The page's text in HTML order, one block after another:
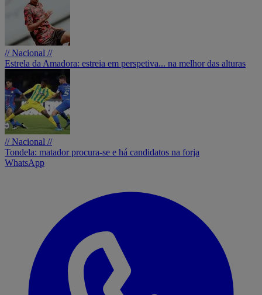
// Nacional //
Estrela da Amadora: estreia em perspetiva... na melhor das alturas
// Nacional //
Tondela: matador procura-se e há candidatos na forja
WhatsApp